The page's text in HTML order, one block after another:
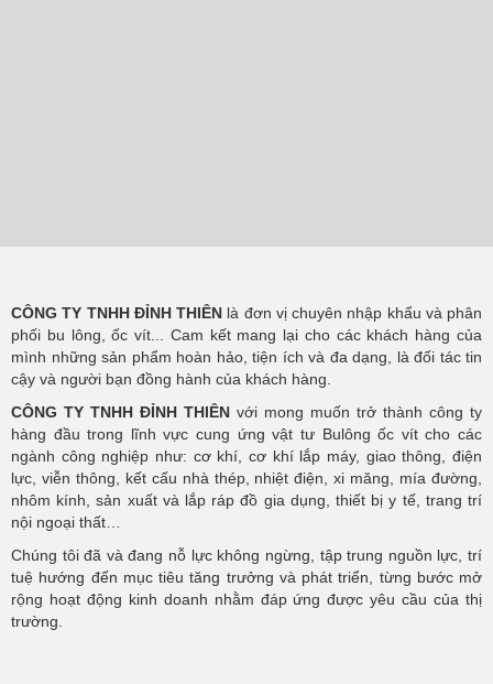
CÔNG TY TNHH ĐỈNH THIÊN là đơn vị chuyên nhập khẩu và phân
phối bu lông, ốc vít... Cam kết mang lại cho các khách hàng của
mình những sản phẩm hoàn hảo, tiện ích và đa dạng, là đối tác tin
cậy và người bạn đồng hành của khách hàng.
CÔNG TY TNHH ĐỈNH THIÊN với mong muốn trở thành công ty
hàng đầu trong lĩnh vực cung ứng vật tư Bulông ốc vít cho các
ngành công nghiệp như: cơ khí, cơ khí lắp máy, giao thông, điện
lực, viễn thông, kết cấu nhà thép, nhiệt điện, xi măng, mía đường,
nhôm kính, sản xuất và lắp ráp đồ gia dụng, thiết bị y tế, trang trí
nội ngoại thất…
Chúng tôi đã và đang nỗ lực không ngừng, tập trung nguồn lực, trí
tuệ hướng đến mục tiêu tăng trưởng và phát triển, từng bước mở
rộng hoạt động kinh doanh nhằm đáp ứng được yêu cầu của thị
trường.